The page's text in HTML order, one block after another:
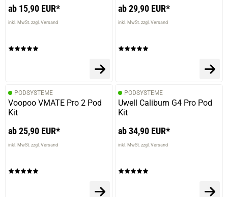
ab 15,90 EUR*
inkl. MwSt. zzgl. Versand
ab 29,90 EUR*
inkl. MwSt. zzgl. Versand
PODSYSTEME
Voopoo VMATE Pro 2 Pod
Kit
ab 25,90 EUR*
inkl. MwSt. zzgl. Versand
PODSYSTEME
Uwell Caliburn G4 Pro Pod
Kit
ab 34,90 EUR*
inkl. MwSt. zzgl. Versand